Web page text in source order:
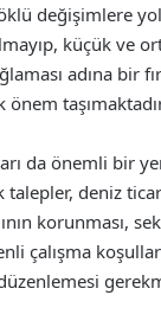
değişimlere
küçük ve
adına bir
da önemli bir
deniz
korunması,
çalışma